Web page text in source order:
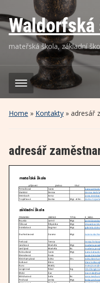
mateřská škola, základní
Home » Kontakty» adresář
adresář